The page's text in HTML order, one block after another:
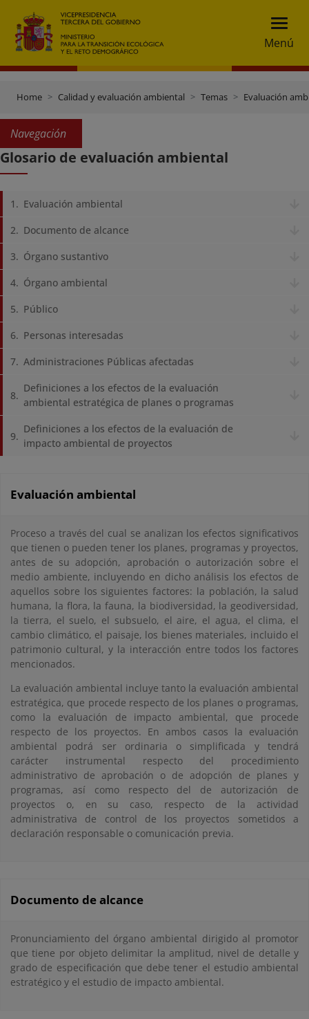
Menú
Home Calidad y evaluación ambiental Temas Evaluación
Navegación
Glosario de evaluación ambiental
Evaluación ambiental
Documento de alcance
Órgano sustantivo
Órgano ambiental
Público
Personas interesadas
Administraciones Públicas afectadas
Definiciones a los efectos de la evaluación
ambiental estratégica de planes o programas
Definiciones a los efectos de la evaluación de
impacto ambiental de proyectos
Evaluación ambiental
Proceso a través del cual se analizan los efectos significativos
que tienen o pueden tener los planes, programas y proyectos,
antes de su adopción, aprobación o autorización sobre el
medio ambiente, incluyendo en dicho análisis los efectos de
aquellos sobre los siguientes factores: la población, la salud
humana, la flora, la fauna, la biodiversidad, la geodiversidad,
la tierra, el suelo, el subsuelo, el aire, el agua, el clima, el
cambio climático, el paisaje, los bienes materiales, incluido el
patrimonio cultural, y la interacción entre todos los factores
mencionados.
La evaluación ambiental incluye tanto la evaluación ambiental
estratégica, que procede respecto de los planes o programas,
como la evaluación de impacto ambiental, que procede
respecto de los proyectos. En ambos casos la evaluación
ambiental podrá ser ordinaria o simplificada y tendrá
carácter instrumental respecto del procedimiento
administrativo de aprobación o de adopción de planes y
programas, así como respecto del de autorización de
proyectos o, en su caso, respecto de la actividad
administrativa de control de los proyectos sometidos a
declaración responsable o comunicación previa.
Documento de alcance
Pronunciamiento del órgano ambiental dirigido al promotor
que tiene por objeto delimitar la amplitud, nivel de detalle y
grado de especificación que debe tener el estudio ambiental
estratégico y el estudio de impacto ambiental.